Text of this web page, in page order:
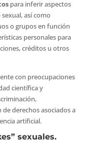
para inferir aspectos
sexual, así como
o grupos en función
personales para
créditos u otros
con preocupaciones
científica y
derechos asociados a
artificial.
sexuales.